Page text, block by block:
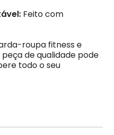
Feito com
roupa fitness e
de qualidade pode
todo o seu